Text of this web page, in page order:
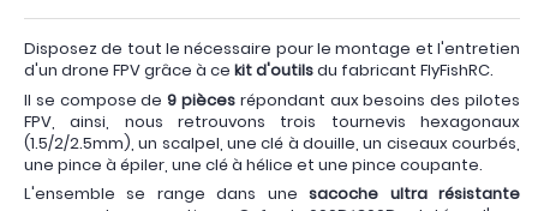
Disposez de tout le nécessaire pour le montage et l'entretien
d'un drone FPV grâce à ce kit d'outilsdu fabricant FlyFishRC.
Il se compose de9 pièces répondant aux besoins des pilotes
FPV, ainsi, nous retrouvons trois tournevis hexagonaux
(1.5/2/2.5mm), un scalpel, une clé à douille, un ciseaux courbés,
une pince à épiler, une clé à hélice et une pince coupante.
L'ensemble se range dans unesacoche ultra résistante